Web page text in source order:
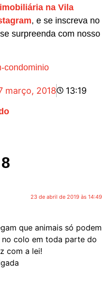
imobiliária na Vila
, e se inscreva no
surpreenda com nosso
março, 2018 13:19
23 de abril de 2019 às 14:49
que animais só podem
colo em toda parte do
com a lei!